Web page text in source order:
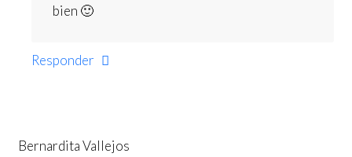
bien 🙂
Responder
Bernardita Vallejos